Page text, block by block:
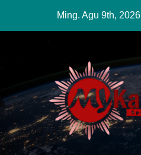
Ming. Agu 9th, 2026